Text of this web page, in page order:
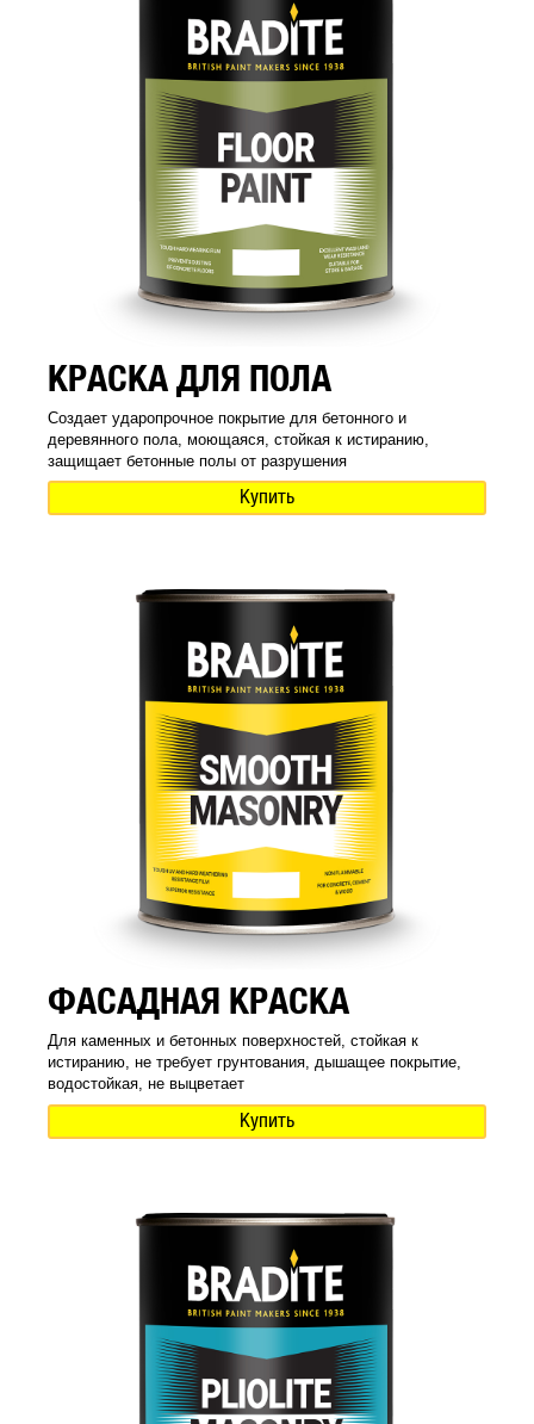
КРАСКА ДЛЯ ПОЛА
Создает ударопрочное покрытие для бетонного и
деревянного пола, моющаяся, стойкая к истиранию,
защищает бетонные полы от разрушения
Купить
ФАСАДНАЯ КРАСКА
Для каменных и бетонных поверхностей, стойкая к
истиранию, не требует грунтования, дышащее покрытие,
водостойкая, не выцветает
Купить